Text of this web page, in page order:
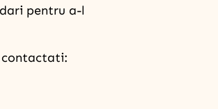
pentru a-l
contactati: